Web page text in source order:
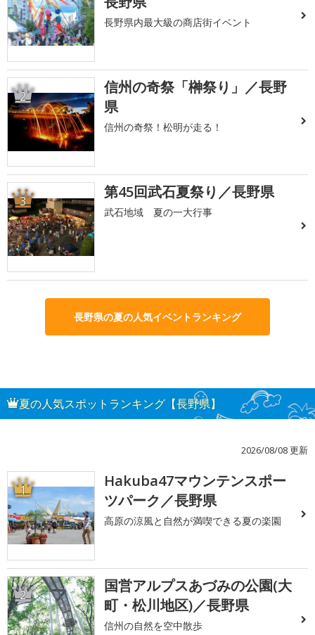
長野県内最大級の商店街イベント
2
信州の奇祭「榊祭り」／長野
県
信州の奇祭！松明が走る！
3 第45回武石夏祭り／長野県
武石地域 夏の一大行事
長野県の夏の人気イベントランキング
夏の人気スポットランキング【長野県】
2026/08/08 更新
1
Hakuba47マウンテンスポー
ツパーク／長野県
高原の涼風と自然が満喫できる夏の楽園
2
国営アルプスあづみの公園(大
町・松川地区)／長野県
信州の自然を空中散歩